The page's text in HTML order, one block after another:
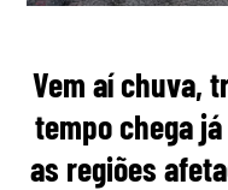
Vem aí chuva,
tempo chega
as regiões